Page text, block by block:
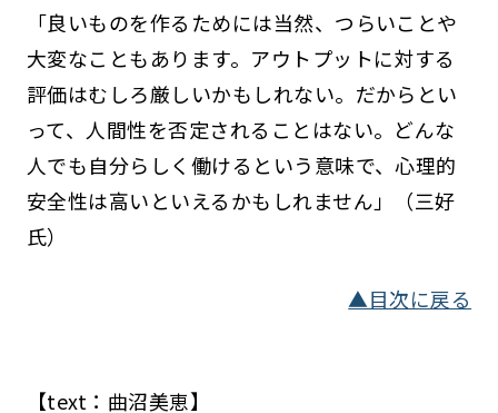
「良いものを作るためには当然、つらいことや
大変なこともあります。アウトプットに対する
評価はむしろ厳しいかもしれない。だからとい
って、人間性を否定されることはない。どんな
人でも自分らしく働けるという意味で、心理的
安全性は高いといえるかもしれません」（三好
氏）
▲目次に戻る
【text：曲沼美恵】